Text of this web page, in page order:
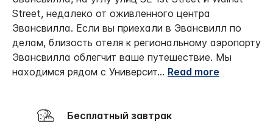
Street, недалеко от оживленного центра
Эвансвилла. Если вы приехали в Эвансвилл по
делам, близость отеля к региональному аэропорту
Эвансвилла облегчит ваше путешествие. Мы
находимся рядом с Университ... Read more
Бесплатный завтрак